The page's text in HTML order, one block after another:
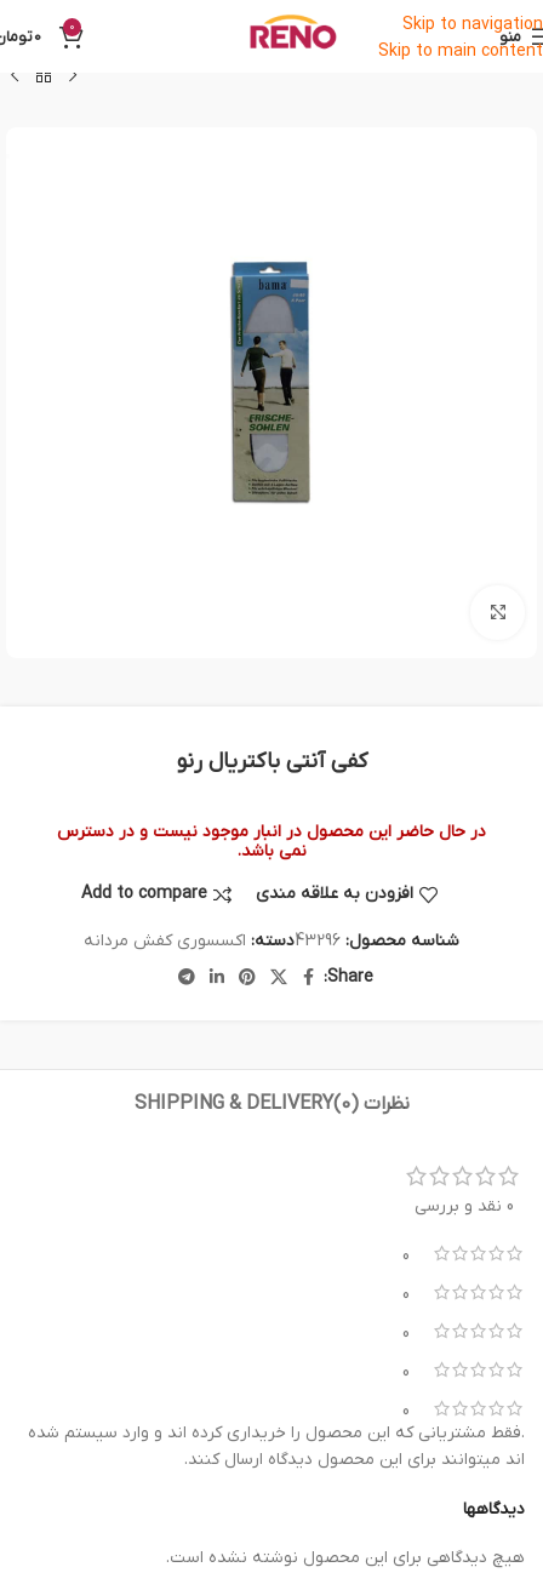
Skip to navigation
Skip to main content
منو 0
0
کفی آنتی باکتریال رنو
در حال حاضر این محصول در انبار موجود نیست و در دسترس
نمی باشد.
افزودن به علاقه مندی
Add to compare
شناسه محصول: 43296دسته: اکسسوری کفش مردانه
Share:
نظرات (0) SHIPPING & DELIVERY
0 نقد و بررسی
0
0
0
0
0
دیدگاهها
هیچ دیدگاهی برای این محصول نوشته نشده است.
.فقط مشتریانی که این محصول را خریداری کرده اند و وارد سیستم شده
اند میتوانند برای این محصول دیدگاه ارسال کنند.